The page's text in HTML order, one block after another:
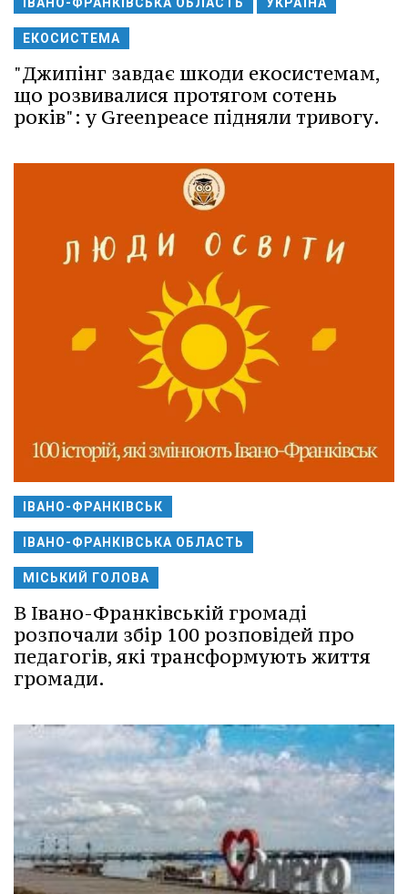
ЕКОСИСТЕМА
"Джипінг завдає шкоди екосистемам,
що розвивалися протягом сотень
років": у Greenpeace підняли тривогу.
ІВАНО-ФРАНКІВСЬК
ІВАНО-ФРАНКІВСЬКА ОБЛАСТЬ
МІСЬКИЙ ГОЛОВА
В Івано-Франківській громаді
розпочали збір 100 розповідей про
педагогів, які трансформують життя
громади.